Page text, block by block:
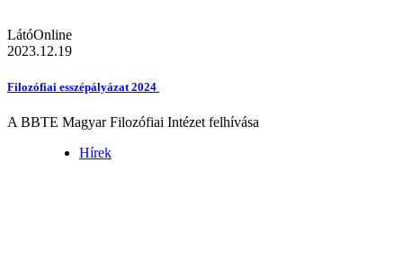
LátóOnline
2023.12.19
Filozófiai esszépályázat 2024
A BBTE Magyar Filozófiai Intézet felhívása
Hírek